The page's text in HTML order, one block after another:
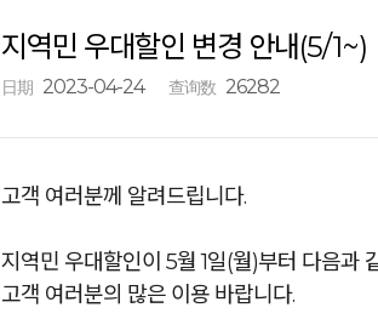
지역민 우대할인 변경 안내(5/1~)
日期 2023-04-24 查询数 26282
고객 여러분께 알려드립니다.
지역민 우대할인이 5월 1일(월)부터 다음과
고객 여러분의 많은 이용 바랍니다.